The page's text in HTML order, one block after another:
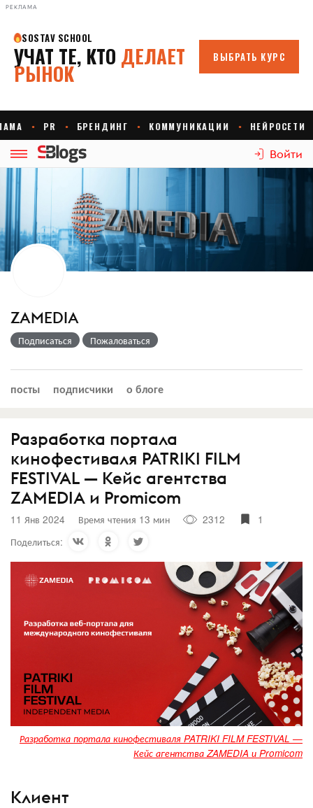
РЕКЛАМА
Войти
ZAMEDIA
Подписаться Пожаловаться
посты подписчики о блоге
Разработка портала
кинофестиваля PATRIKI FILM
FESTIVAL — Кейс агентства
ZAMEDIA и Promicom
11 Янв 2024 Время чтения 13 мин 2312
1
Поделиться:
Разработка портала кинофестиваля PATRIKI FILM FESTIVAL —
Кейс агентства ZAMEDIA и Promicom
Клиент